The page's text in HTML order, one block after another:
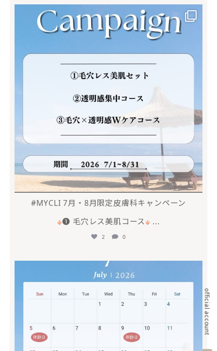
official account
mycli.ebisu
6月 30
#MYCLI 7月・8月限定皮膚科キャンペーン
❶ 毛穴レス美肌コース
...
2 0
mycli.ebisu
6月 20